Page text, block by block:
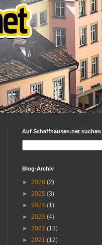
Auf Schaffhausen.net suchen
Blog-Archiv
► 2026 (2)
► 2025 (3)
► 2024 (1)
► 2023 (4)
► 2022 (13)
► 2021 (12)